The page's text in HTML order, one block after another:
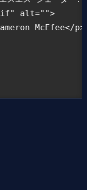
alt="">
McEfee</p>